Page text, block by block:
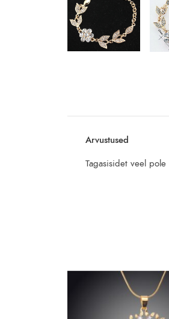
Arvustused
Tagasisidet veel pole